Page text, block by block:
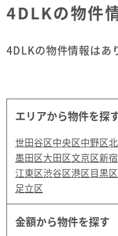
エリアから物件を探
世田谷区中央区中野区
墨田区大田区文京区新
江東区渋谷区港区目黒区
足立区
金額から物件を探す
4DLKの物件
4DLKの物件情報はあ